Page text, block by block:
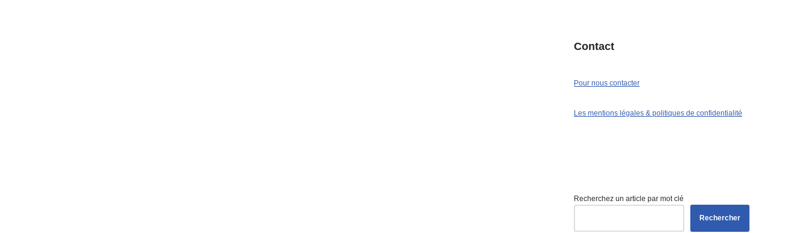
Contact
Pour nous contacter
Les mentions légales & politiques de confidentialité
Recherchez un article par mot clé
Rechercher